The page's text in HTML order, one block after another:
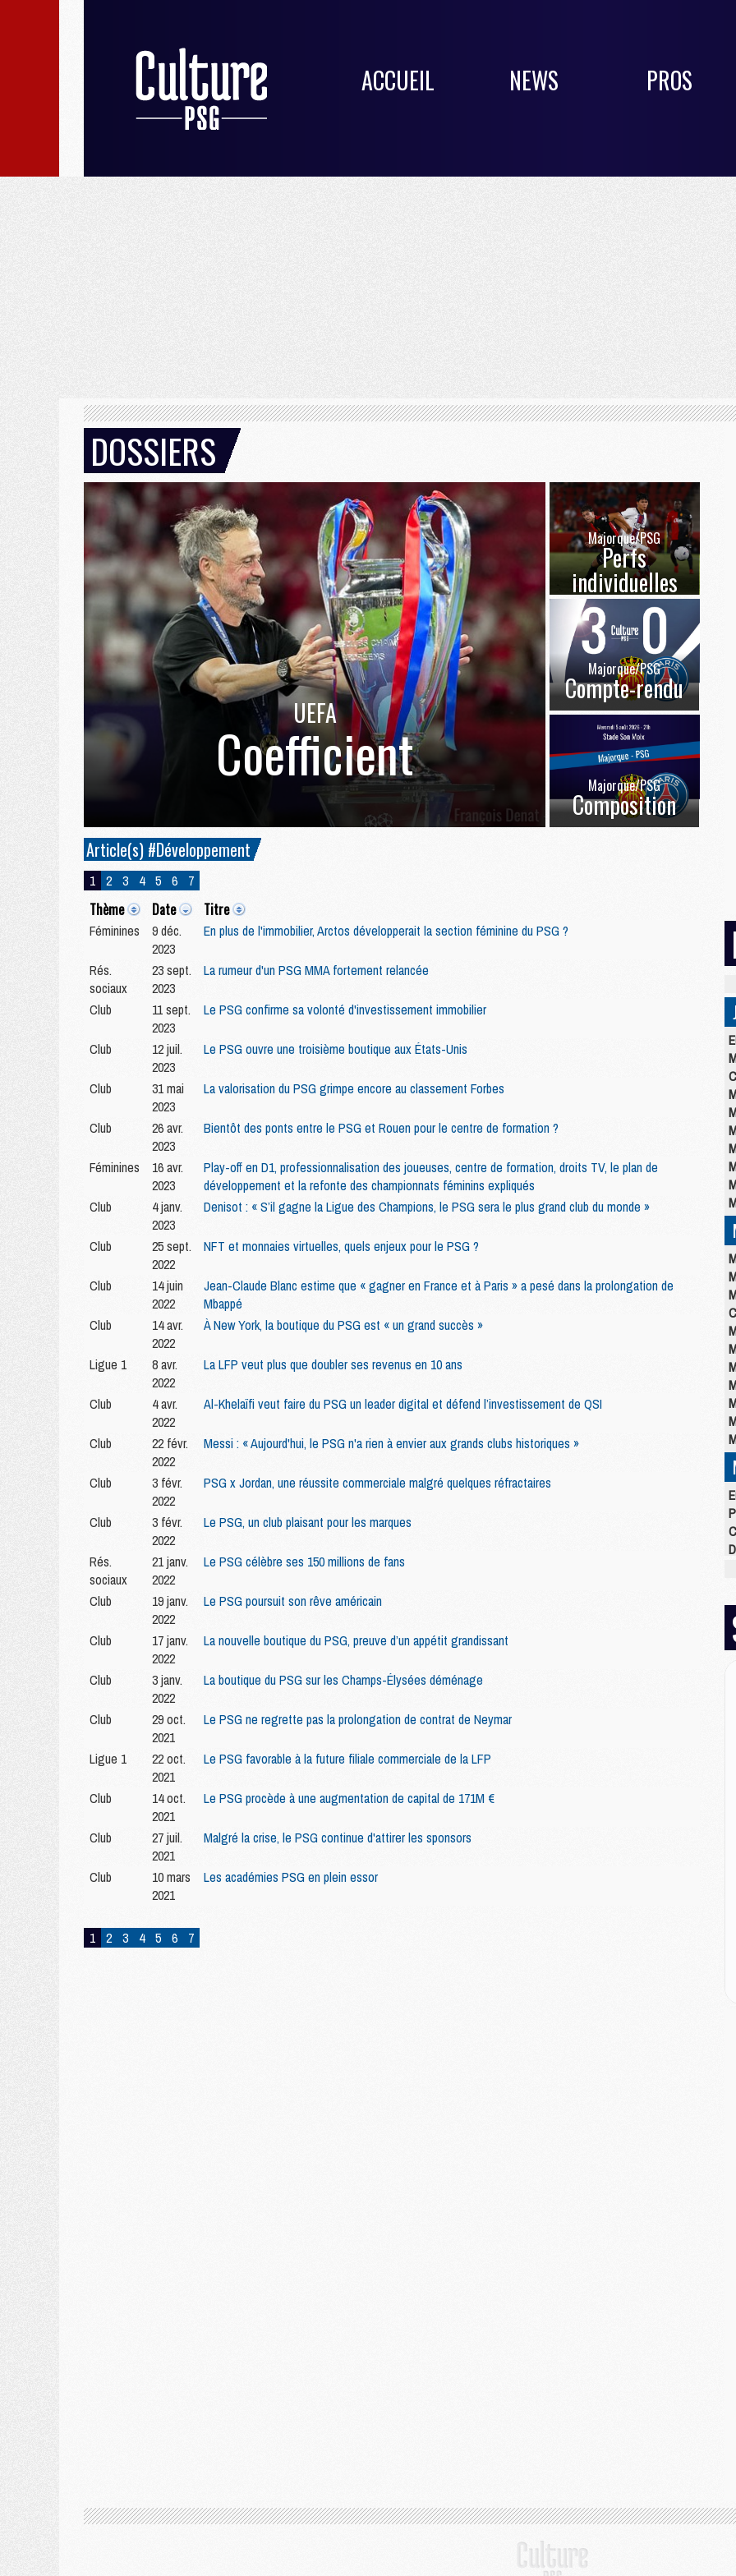
ACCUEIL NEWS PROS
DOSSIERS
UEFA
Coefficient
Majorque/PSG
Perfs
individuelles
Majorque/PSG
Compte-rendu
Majorque/PSG
Composition
Article(s) #Développement
1 2 3 4 5 6 7
Thème Date Titre
Féminines
9 déc.
2023
En plus de l'immobilier, Arctos développerait la section féminine du PSG ?
Rés.
sociaux
23 sept.
2023
La rumeur d'un PSG MMA fortement relancée
Club
11 sept.
2023
Le PSG confirme sa volonté d'investissement immobilier
Club
12 juil.
2023
Le PSG ouvre une troisième boutique aux États-Unis
Club
31 mai
2023
La valorisation du PSG grimpe encore au classement Forbes
Club
26 avr.
2023
Bientôt des ponts entre le PSG et Rouen pour le centre de formation ?
Féminines
16 avr.
2023
Play-off en D1, professionnalisation des joueuses, centre de formation, droits TV, le plan de
développement et la refonte des championnats féminins expliqués
Club
4 janv.
2023
Denisot : « S’il gagne la Ligue des Champions, le PSG sera le plus grand club du monde »
Club
25 sept.
2022
NFT et monnaies virtuelles, quels enjeux pour le PSG ?
Club
14 juin
2022
Jean-Claude Blanc estime que « gagner en France et à Paris » a pesé dans la prolongation de
Mbappé
Club
14 avr.
2022
À New York, la boutique du PSG est « un grand succès »
Ligue 1
8 avr.
2022
La LFP veut plus que doubler ses revenus en 10 ans
Club
4 avr.
2022
Al-Khelaïfi veut faire du PSG un leader digital et défend l’investissement de QSI
Club
22 févr.
2022
Messi : « Aujourd'hui, le PSG n'a rien à envier aux grands clubs historiques »
Club
3 févr.
2022
PSG x Jordan, une réussite commerciale malgré quelques réfractaires
Club
3 févr.
2022
Le PSG, un club plaisant pour les marques
Rés.
sociaux
21 janv.
2022
Le PSG célèbre ses 150 millions de fans
Club
19 janv.
2022
Le PSG poursuit son rêve américain
Club
17 janv.
2022
La nouvelle boutique du PSG, preuve d’un appétit grandissant
Club
3 janv.
2022
La boutique du PSG sur les Champs-Élysées déménage
Club
29 oct.
2021
Le PSG ne regrette pas la prolongation de contrat de Neymar
Ligue 1
22 oct.
2021
Le PSG favorable à la future filiale commerciale de la LFP
Club
14 oct.
2021
Le PSG procède à une augmentation de capital de 171M €
Club
27 juil.
2021
Malgré la crise, le PSG continue d'attirer les sponsors
Club
10 mars
2021
Les académies PSG en plein essor
1 2 3 4 5 6 7